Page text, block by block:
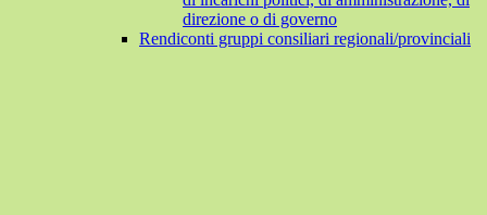
direzione o di governo
Rendiconti gruppi consiliari regionali/provinciali